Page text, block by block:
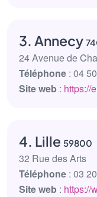
3. Annecy
24 Avenue de
Téléphone : 04
Site web : https://
4. Lille 59800
32 Rue des Arts
Téléphone : 03
Site web : https://